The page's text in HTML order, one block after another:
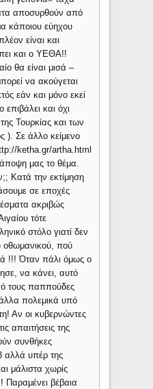
αποσυρθούν από
κάποιου εύηχου
είναι και
και ο ΥΕΘΑ!!
θα είναι μισά –
να ακούγεται
εάν και μόνο εκεί
επιβάλει και όχι
Τουρκίας και των
). Σε άλλο κείμενο
ketha.gr/artha.html
άποψη μας το θέμα.
Κατά την εκτίμηση
σε εποχές
ακριβώς
τότε
στόλο γιατί δεν
οθωμανικού, πού
!!! Όταν πάλι όμως ο
να κάνει, αυτό
τους παππούδες
πολεμικά υπό
Αν οι κυβερνώντες
απαιτήσεις της
συνθήκες
αλλά υπέρ της
μάλιστα χωρίς
Παραμένει βέβαια